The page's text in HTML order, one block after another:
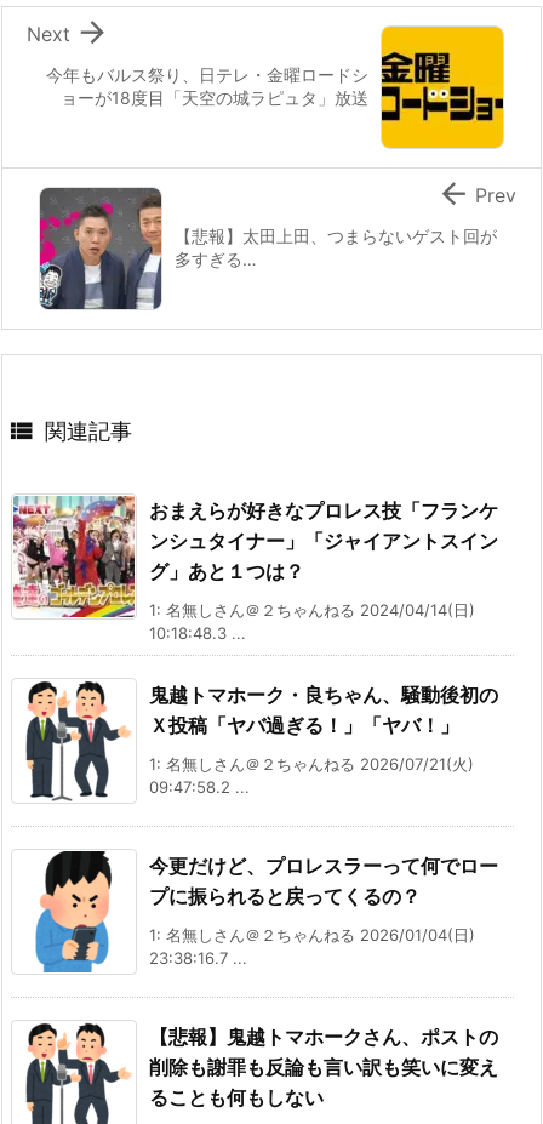
今年もバルス祭り、日テレ・金曜ロードシ
ョーが18度目「天空の城ラピュタ」放送

Next
【悲報】太田上田、つまらないゲスト回が
多すぎる…
 Prev
 関連記事
おまえらが好きなプロレス技「フランケ
ンシュタイナー」「ジャイアントスイン
グ」あと１つは？
1: 名無しさん＠２ちゃんねる 2024/04/14(日)
10:18:48.3 ...
鬼越トマホーク・良ちゃん、騒動後初の
Ｘ投稿「ヤバ過ぎる！」「ヤバ！」
1: 名無しさん＠２ちゃんねる 2026/07/21(火)
09:47:58.2 ...
今更だけど、プロレスラーって何でロー
プに振られると戻ってくるの？
1: 名無しさん＠２ちゃんねる 2026/01/04(日)
23:38:16.7 ...
【悲報】鬼越トマホークさん、ポストの
削除も謝罪も反論も言い訳も笑いに変え
ることも何もしない